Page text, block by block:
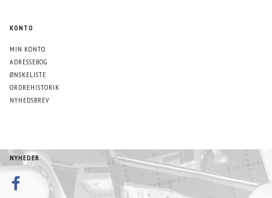
KONTO
MIN KONTO
ADRESSEBOG
ØNSKELISTE
ORDREHISTORIK
NYHEDSBREV
NYHEDER